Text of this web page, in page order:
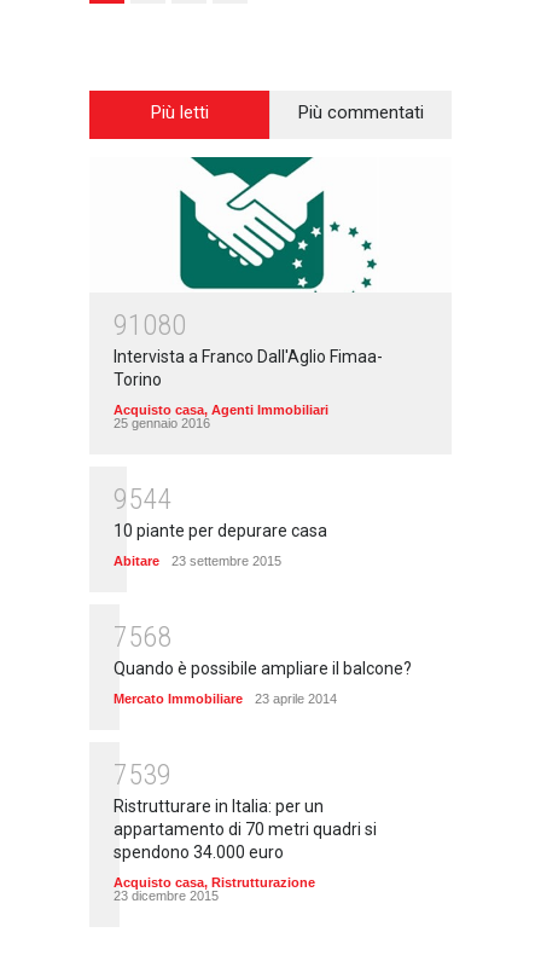
Più letti Più commentati
91080
Intervista a Franco Dall'Aglio Fimaa-
Torino
Acquisto casa, Agenti Immobiliari
25 gennaio 2016
9544
10 piante per depurare casa
Abitare 23 settembre 2015
7568
Quando è possibile ampliare il balcone?
Mercato Immobiliare 23 aprile 2014
7539
Ristrutturare in Italia: per un
appartamento di 70 metri quadri si
spendono 34.000 euro
Acquisto casa, Ristrutturazione
23 dicembre 2015